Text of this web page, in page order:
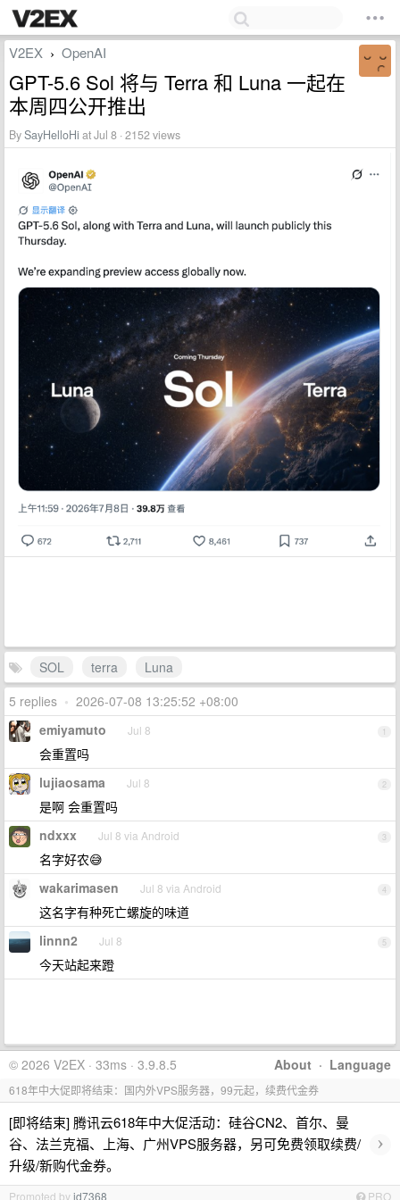
V2EX › OpenAI
GPT-5.6 Sol 将与 Terra 和 Luna 一起在
本周四公开推出
BySayHelloHi at Jul 8 · 2152 views
SOL terra
Luna
5 replies • 2026-07-08 13:25:52 +08:00
1
emiyamuto Jul 8
会重置吗
2
lujiaosama Jul 8
是啊 会重置吗
3
ndxxx Jul 8 via Android
名字好农😅
4
wakarimasen Jul 8 via Android
这名字有种死亡螺旋的味道
5
linnn2 Jul 8
今天站起来蹬
About · Language
© 2026 V2EX · 33ms · 3.9.8.5
618年中大促即将结束：国内外VPS服务器，99元起，续费代金券
[即将结束] 腾讯云618年中大促活动：硅谷CN2、首尔、曼
谷、法兰克福、上海、广州VPS服务器，另可免费领取续费/
升级/新购代金券。
›
Promoted byid7368 PRO